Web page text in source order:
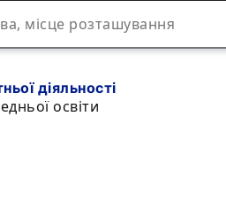
діяльності
освіти